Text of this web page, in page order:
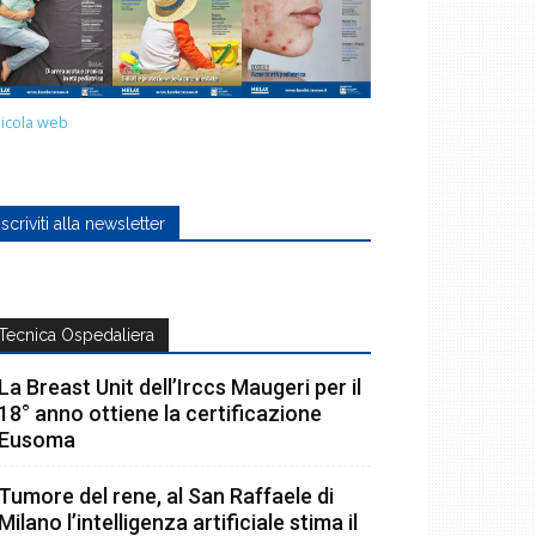
web
alla newsletter
Ospedaliera
Breast Unit dell’Irccs Maugeri per il
anno ottiene la certificazione
del rene, al San Raffaele di
l’intelligenza artificiale stima il